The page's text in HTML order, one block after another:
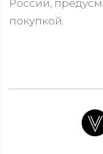
России,
покупкой.